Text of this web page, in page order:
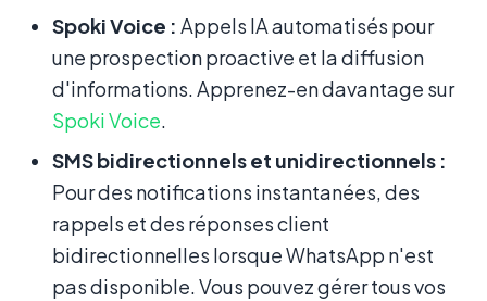
Spoki Voice : Appels IA automatisés pour
une prospection proactive et la diffusion
d'informations. Apprenez-en davantage sur
Spoki Voice.
SMS bidirectionnels et unidirectionnels :
Pour des notifications instantanées, des
rappels et des réponses client
bidirectionnelles lorsque WhatsApp n'est
pas disponible. Vous pouvez gérer tous vos